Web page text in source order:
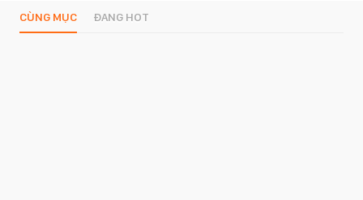
CÙNG MỤC ĐANG HOT